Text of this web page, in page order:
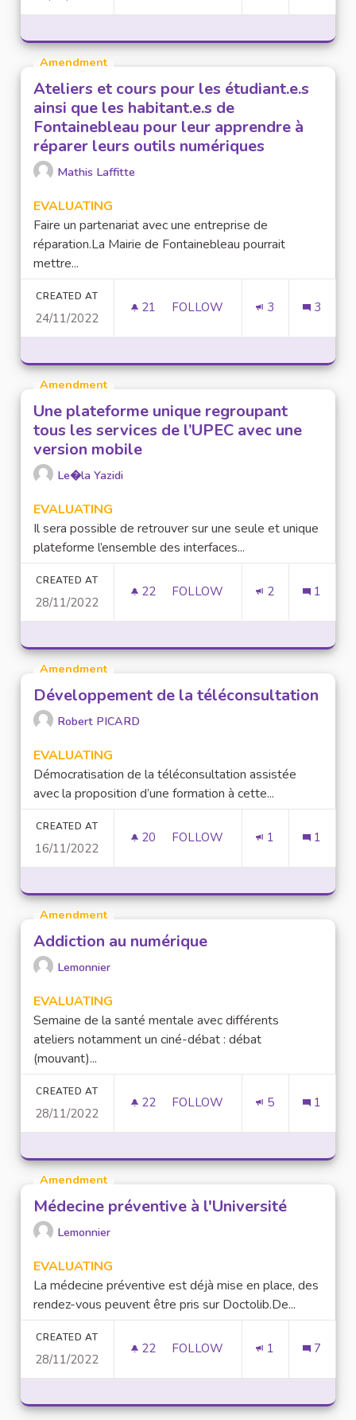
Amendment
Ateliers et cours pour les étudiant.e.s
ainsi que les habitant.e.s de
Fontainebleau pour leur apprendre à
réparer leurs outils numériques
Mathis Laffitte
EVALUATING
Faire un partenariat avec une entreprise de
réparation.La Mairie de Fontainebleau pourrait
mettre...
CREATED AT
24/11/2022
21 21 FOLLOWERS
FOLLOW 3 3
Amendment
Une plateforme unique regroupant
tous les services de l’UPEC avec une
version mobile
Le�la Yazidi
EVALUATING
Il sera possible de retrouver sur une seule et unique
plateforme l’ensemble des interfaces...
CREATED AT
28/11/2022
22 22 FOLLOWERS
FOLLOW 2 1
Amendment
Développement de la téléconsultation
Robert PICARD
EVALUATING
Démocratisation de la téléconsultation assistée
avec la proposition d’une formation à cette...
CREATED AT
16/11/2022
20 20 FOLLOWERS
FOLLOW 1 1
Amendment
Addiction au numérique
Lemonnier
EVALUATING
Semaine de la santé mentale avec différents
ateliers notamment un ciné-débat : débat
(mouvant)...
CREATED AT
28/11/2022
22 22 FOLLOWERS
FOLLOW 5 1
Amendment
Médecine préventive à l'Université
Lemonnier
EVALUATING
La médecine préventive est déjà mise en place, des
rendez-vous peuvent être pris sur Doctolib.De...
CREATED AT
28/11/2022
22 22 FOLLOWERS
FOLLOW 1 7